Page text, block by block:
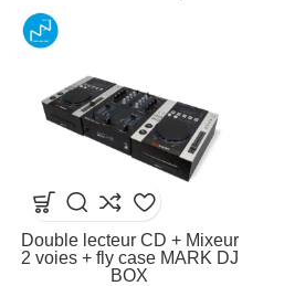
Double lecteur CD + Mixeur
2 voies + fly case MARK DJ
BOX